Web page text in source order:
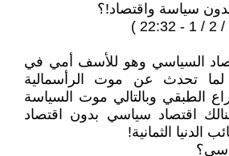
السياسي وهو للأسف أمي في
لما تحدث عن موت الرأسمالية
الطبقي وبالتالي موت السياسة
اقتصاد سياسي بدون اقتصاد
الدنيا الثمانية!